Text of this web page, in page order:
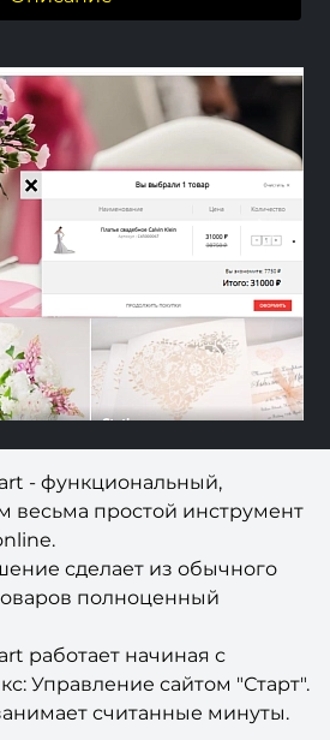
- функциональный,
весьма простой инструмент
сделает из обычного
полноценный
работает начиная с
Управление сайтом "Старт".